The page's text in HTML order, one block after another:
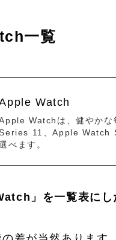
一覧
Watch
Watchは、健やかな
11、Apple Watch
べます。
」を一覧表にし